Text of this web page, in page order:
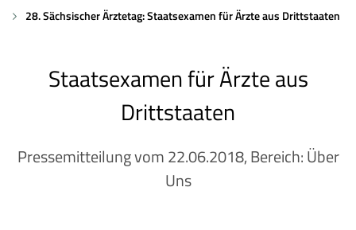
28. Sächsischer Ärztetag: Staatsexamen für Ärzte aus Drittstaaten
Staatsexamen für Ärzte aus
Drittstaaten
Pressemitteilung vom 22.06.2018, Bereich: Über
Uns